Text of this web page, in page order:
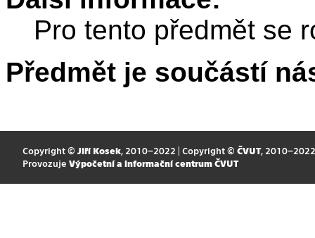
Pro tento předmět se
Předmět je součástí
Copyright © Jiří Kosek, 2010–2022 | Copyright © ČVUT, 2010–2022
Provozuje Výpočetní a informační centrum ČVUT